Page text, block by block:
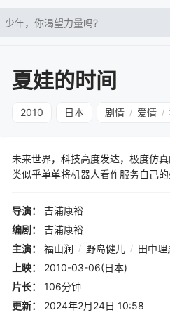
夏娃的时间
2010 日本 剧情 / 爱情 /
未来世界，科技高度发达，极度仿
类似乎单单将机器人看作服务自己
大法则的规定。可是近一段时间发
器人，此时的他们与人类无异，并
伦理委员会为首的部分组织开始展
导演：
吉浦康裕
编剧：
吉浦康裕
主演：
福山润 / 野岛健儿 / 田中理
上映：
2010-03-06(日本)
片长：
106分钟
更新：
2024年2月24日 10:58